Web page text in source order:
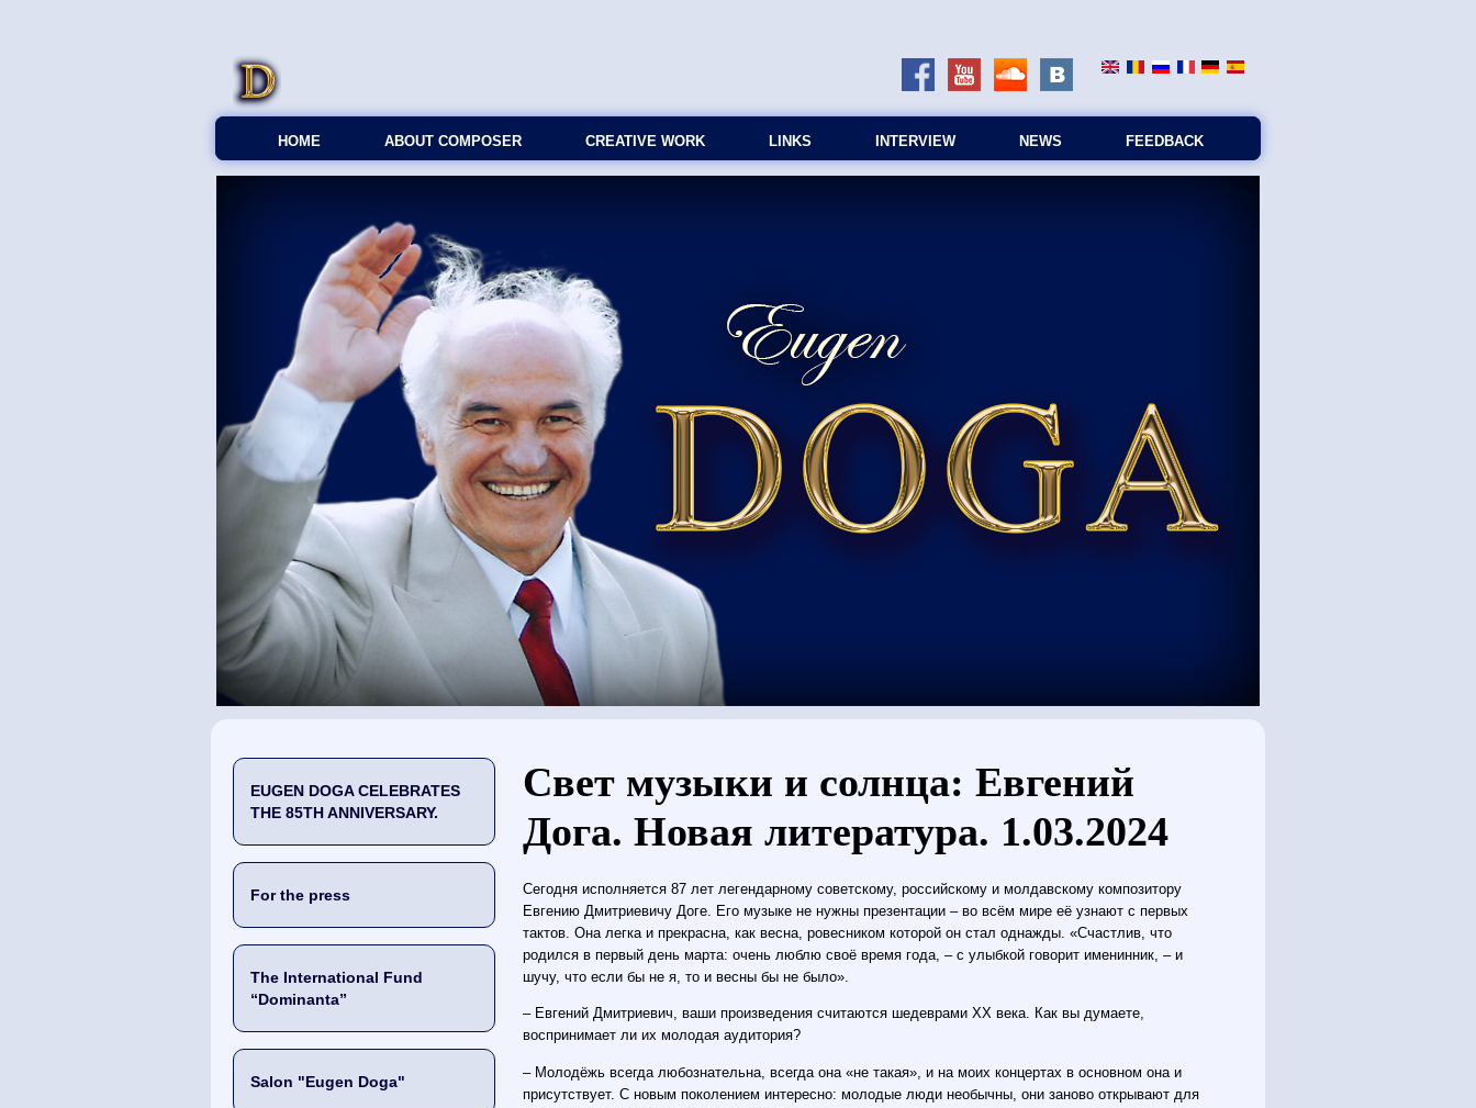
HOME ABOUT COMPOSER CREATIVE WORK LINKS INTERVIEW NEWS FEEDBACK
EUGEN DOGA CELEBRATES
THE 85TH ANNIVERSARY.
For the press
The International Fund
“Dominanta”
Salon "Eugen Doga"
You are here
Свет музыки и солнца: Евгений
Дога. Новая литература. 1.03.2024
Сегодня исполняется 87 лет легендарному советскому, российскому и молдавскому композитору
Евгению Дмитриевичу Доге. Его музыке не нужны презентации – во всём мире её узнают с первых
тактов. Она легка и прекрасна, как весна, ровесником которой он стал однажды. «Счастлив, что
родился в первый день марта: очень люблю своё время года, – с улыбкой говорит именинник, – и
шучу, что если бы не я, то и весны бы не было».
– Евгений Дмитриевич, ваши произведения считаются шедеврами ХХ века. Как вы думаете,
воспринимает ли их молодая аудитория?
– Молодёжь всегда любознательна, всегда она «не такая», и на моих концертах в основном она и
присутствует. С новым поколением интересно: молодые люди необычны, они заново открывают для